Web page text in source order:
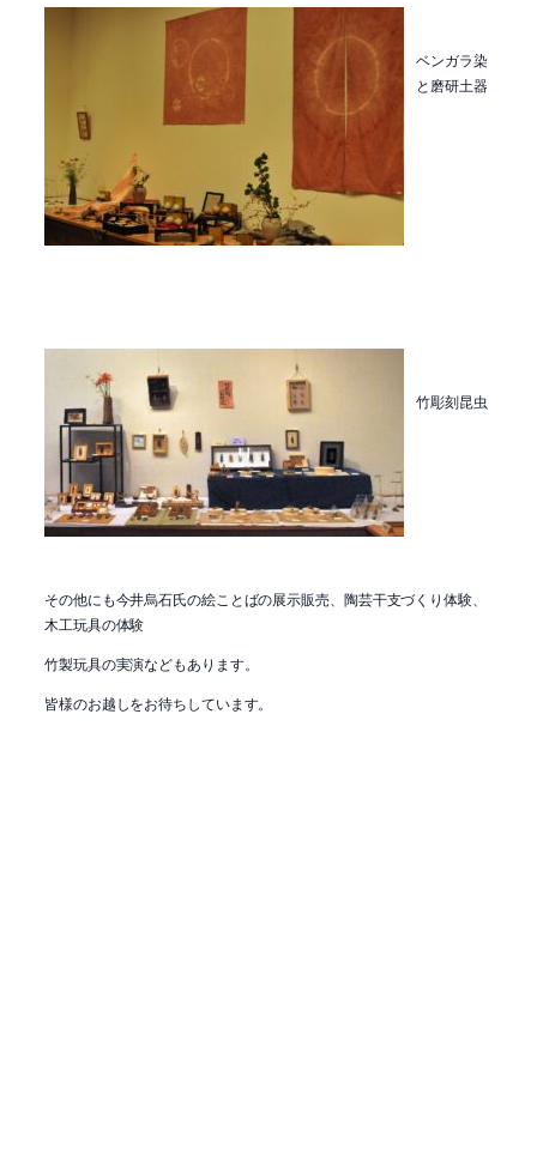
ベンガラ染
と磨研土器
竹彫刻昆虫
その他にも今井烏石氏の絵ことばの展示販売、陶芸干支づくり体験、
木工玩具の体験
竹製玩具の実演などもあります。
皆様のお越しをお待ちしています。